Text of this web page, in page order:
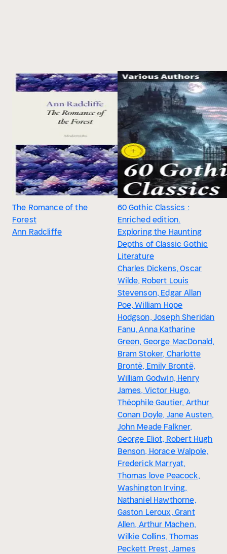
The Romance of the
Forest
Ann Radcliffe
60 Gothic Classics :
Enriched edition.
Exploring the Haunting
Depths of Classic Gothic
Literature
Charles Dickens, Oscar
Wilde, Robert Louis
Stevenson, Edgar Allan
Poe, William Hope
Hodgson, Joseph Sheridan
Fanu, Anna Katharine
Green, George MacDonald,
Bram Stoker, Charlotte
Brontë, Emily Brontë,
William Godwin, Henry
James, Victor Hugo,
Théophile Gautier, Arthur
Conan Doyle, Jane Austen,
John Meade Falkner,
George Eliot, Robert Hugh
Benson, Horace Walpole,
Frederick Marryat,
Thomas love Peacock,
Washington Irving,
Nathaniel Hawthorne,
Gaston Leroux, Grant
Allen, Arthur Machen,
Wilkie Collins, Thomas
Peckett Prest, James